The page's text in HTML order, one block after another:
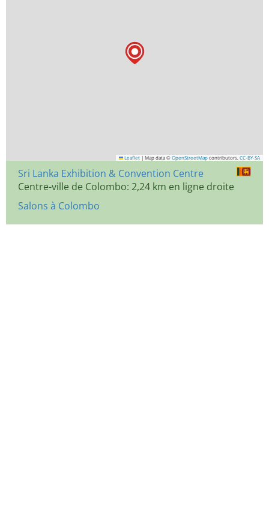
Leaflet | Map data © OpenStreetMap contributors, CC-BY-SA
Sri Lanka Exhibition & Convention Centre
Centre-ville de Colombo: 2,24 km en ligne droite
Salons à Colombo